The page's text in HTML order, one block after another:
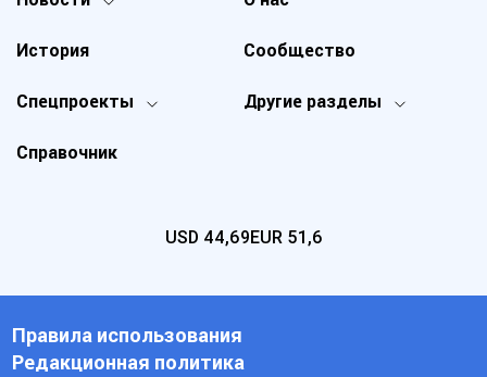
Спецпроекты Другие разделы
История
Справочник
Сообщество
USD 44,69EUR 51,6
Правила использования
Редакционная политика